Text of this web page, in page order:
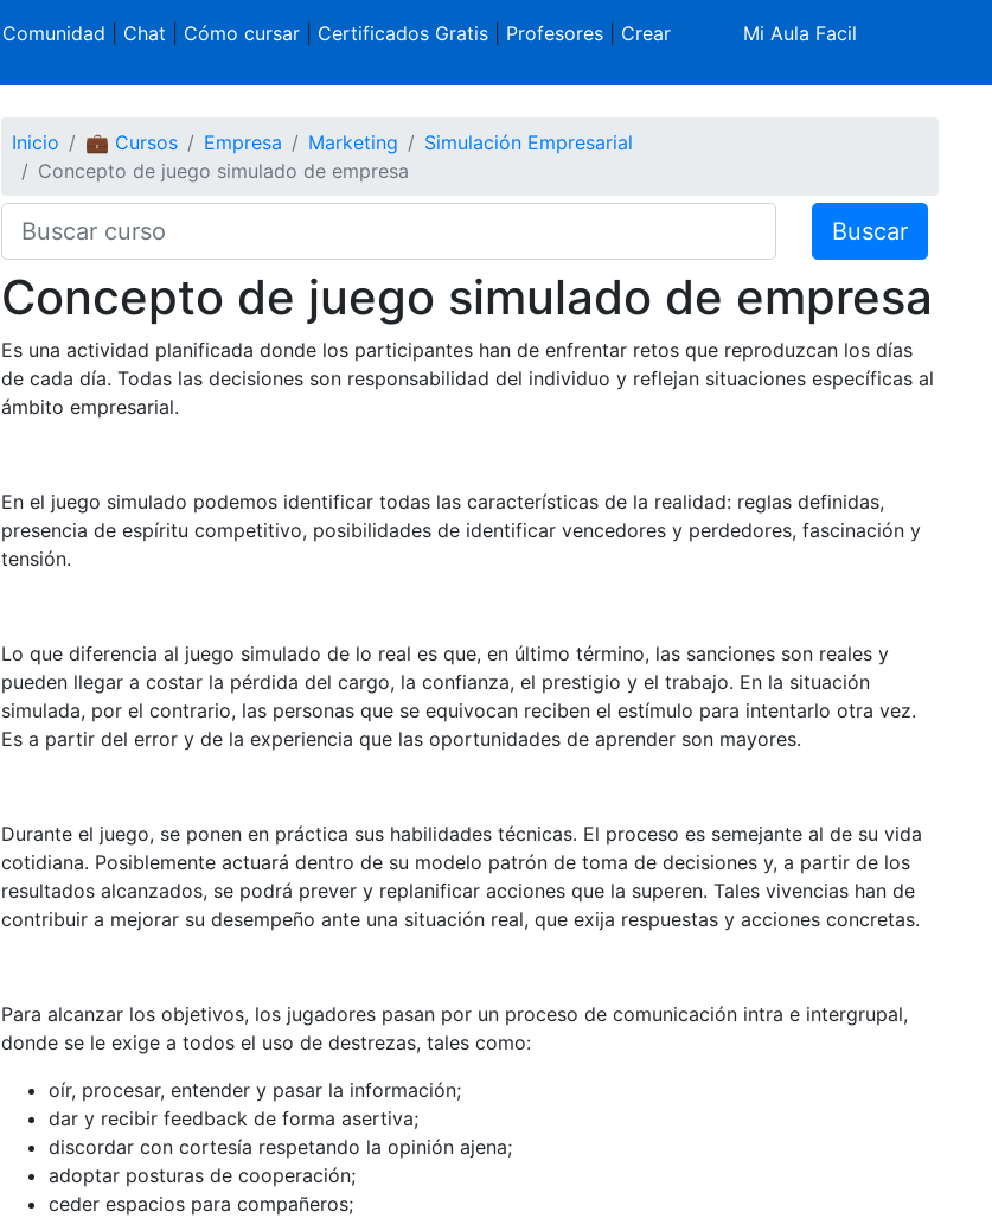
Comunidad Chat Cómo cursar| Certificados Gratis| Profesores| Crear
Mi Aula Facil
Inicio 💼 Cursos Empresa Marketing
Simulación Empresarial
Concepto de juego simulado de empresa
Buscar
Concepto de juego simulado de empresa
Es una actividad planificada donde los participantes han de enfrentar retos que reproduzcan los días
de cada día. Todas las decisiones son responsabilidad del individuo y reflejan situaciones específicas al
ámbito empresarial.
En el juego simulado podemos identificar todas las características de la realidad: reglas definidas,
presencia de espíritu competitivo, posibilidades de identificar vencedores y perdedores, fascinación y
tensión.
Lo que diferencia al juego simulado de lo real es que, en último término, las sanciones son reales y
pueden llegar a costar la pérdida del cargo, la confianza, el prestigio y el trabajo. En la situación
simulada, por el contrario, las personas que se equivocan reciben el estímulo para intentarlo otra vez.
Es a partir del error y de la experiencia que las oportunidades de aprender son mayores.
Durante el juego, se ponen en práctica sus habilidades técnicas. El proceso es semejante al de su vida
cotidiana. Posiblemente actuará dentro de su modelo patrón de toma de decisiones y, a partir de los
resultados alcanzados, se podrá prever y replanificar acciones que la superen. Tales vivencias han de
contribuir a mejorar su desempeño ante una situación real, que exija respuestas y acciones concretas.
Para alcanzar los objetivos, los jugadores pasan por un proceso de comunicación intra e intergrupal,
donde se le exige a todos el uso de destrezas, tales como:
oír, procesar, entender y pasar la información;
dar y recibir feedback de forma asertiva;
discordar con cortesía respetando la opinión ajena;
adoptar posturas de cooperación;
ceder espacios para compañeros;